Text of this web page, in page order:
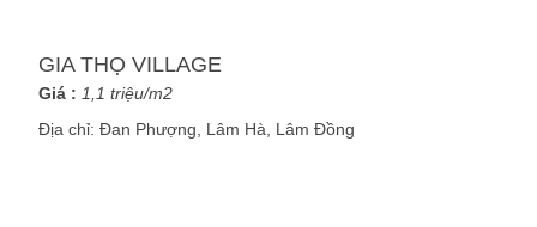
GIA THỌ VILLAGE
Giá : 1,1 triệu/m2
Địa chỉ:Đan Phượng, Lâm Hà, Lâm Đồng